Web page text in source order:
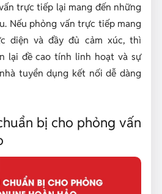
trực tiếp lại mang đến những
Nếu phỏng vấn trực tiếp mang
diện và đầy đủ cảm xúc, thì
lại đề cao tính linh hoạt và sự
tuyển dụng kết nối dễ dàng
bị cho phỏng vấn